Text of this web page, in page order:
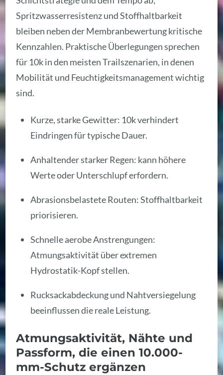
Spritzwasserresistenz und Stoffhaltbarkeit
bleiben neben der Membranbewertung kritische
Kennzahlen. Praktische Überlegungen sprechen
für 10k in den meisten Trailszenarien, in denen
Mobilität und Feuchtigkeitsmanagement wichtig
sind.
Kurze, starke Gewitter: 10k verhindert
Eindringen für typische Dauer.
Anhaltender starker Regen: kann höhere
Werte oder Unterschlupf erfordern.
Abrasionsbelastete Routen: Stoffhaltbarkeit
priorisieren.
Schnelle aerobe Anstrengungen:
Atmungsaktivität über extremen
Hydrostatik-Kopf stellen.
Rucksackabdeckung und Nahtversiegelung
beeinflussen die reale Leistung.
Atmungsaktivität, Nähte und
Passform, die einen 10.000-
mm-Schutz ergänzen